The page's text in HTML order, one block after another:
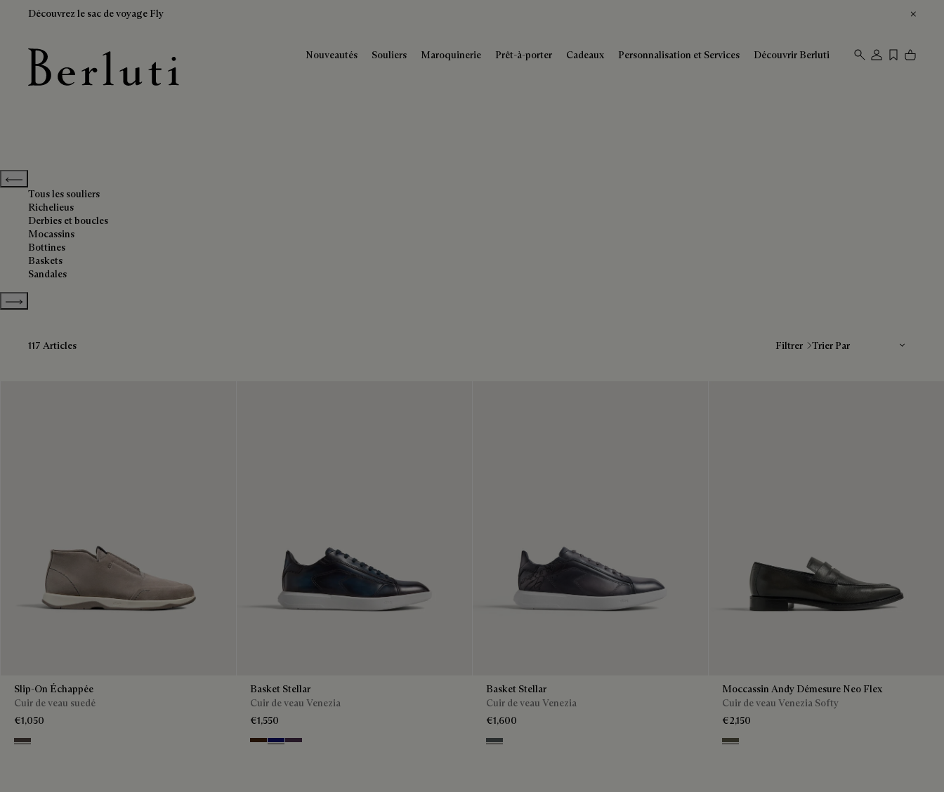
Découvrez le sac de voyage Fly
Nouveautés Souliers Maroquinerie Prêt-à-porter Cadeaux Personnalisation et Services Découvrir Berluti
Souliers en cuir
Previous categories
Tous les souliers
Richelieus
Derbies et boucles
Mocassins
Bottines
Baskets
Sandales
Show more categories
117 Articles Filtrer
Slip-On Échappée
Cuir de veau suedé
€1,050
Grey
Basket Stellar
Cuir de veau Venezia
€1,550
Marrone Intenso
Abisso
Plum
Basket Stellar
Cuir de veau Venezia
€1,600
Iron Grey
Moccassin Andy Démesure Neo Flex
Cuir de veau Venezia Softy
€2,150
Selva Oscura